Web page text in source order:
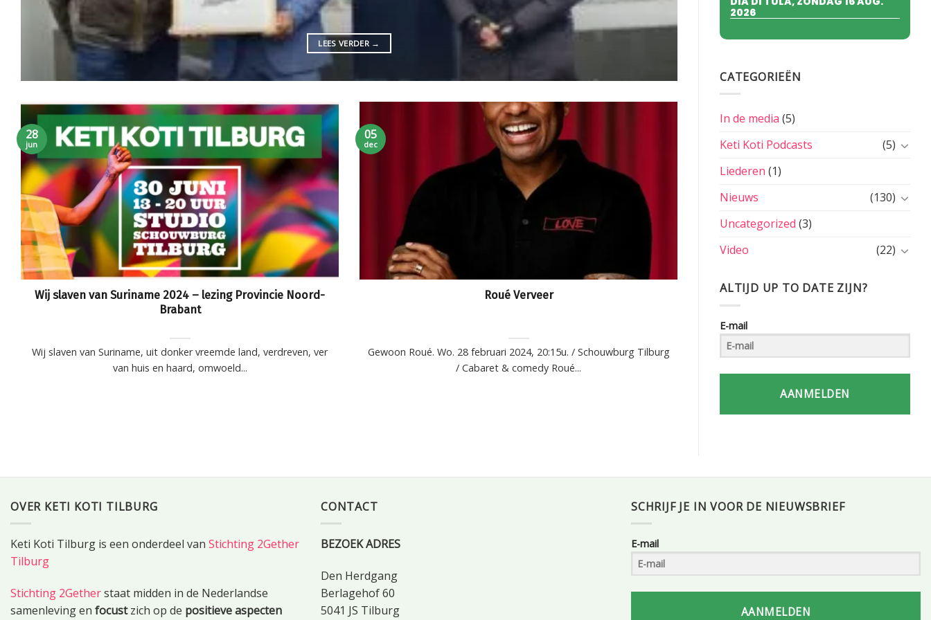
LEES VERDER →
Wij slaven van Suriname 2024 – lezing Provincie Noord-
Brabant
Wij slaven van Suriname, uit donker vreemde land, verdreven, ver
van huis en haard, omwoeld...
28
jun
Roué Verveer
Gewoon Roué. Wo. 28 februari 2024, 20:15u. / Schouwburg Tilburg
/ Cabaret & comedy Roué...
05
dec
2026
CATEGORIEËN
In de media (5)
Keti Koti Podcasts
(5)
Liederen (1)
Nieuws
(130)
Uncategorized (3)
Video
(22)
ALTIJD UP TO DATE ZIJN?
E-mail
AANMELDEN
OVER KETI KOTI TILBURG
Keti Koti Tilburg is een onderdeel van Stichting 2Gether
Tilburg
Stichting 2Getherstaat midden in de Nederlandse
samenleving en focustzich op de positieve aspecten
CONTACT
BEZOEK ADRES
Den Herdgang
Berlagehof 60
5041 JS Tilburg
SCHRIJF JE IN VOOR DE NIEUWSBRIEF
E-mail
AANMELDEN